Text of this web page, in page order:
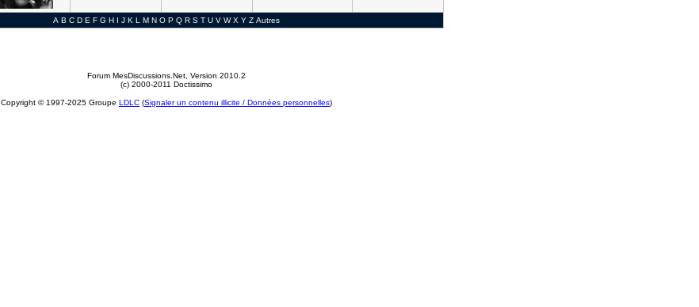
A B C D E F G H I J K L M N O P Q R S T U V W X Y Z Autres
Forum MesDiscussions.Net , Version 2010.2
(c) 2000-2011 Doctissimo
Copyright © 1997-2025 Groupe LDLC (Signaler un contenu illicite / Données personnelles)